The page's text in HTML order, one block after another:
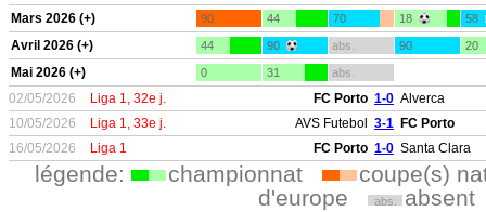
Mars 2026 (+) 90 44 70 18 58
Avril 2026 (+) 44 90 abs. 90 20
Mai 2026 (+) 0 31 abs.
02/05/2026 Liga 1, 32e j. FC Porto 1-0 Alverca
10/05/2026
Liga 1, 33e j. AVS Futebol 3-1 FC Porto
16/05/2026
Liga 1 FC Porto 1-0 Santa Clara
légende: championnat
coupe(s)
d'europe
abs. absent